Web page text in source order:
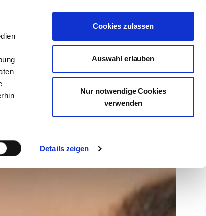
Details zeigen
Cookies zulassen
Auswahl erlauben
Nur notwendige Cookies
verwenden
0228 227 209 200 Termin online buchen Suche
Phlebologie
Photorejuvenation